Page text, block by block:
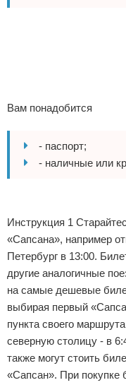
Вам понадобится
- паспорт;
- наличные или
Инструкция 1
«Сапсана», например
Петербург в 13:00.
другие аналогичные
на самые дешевые
выбирая первый
пункта своего
северную столицу - в
также могут стоить
«Сапсан». При покупке